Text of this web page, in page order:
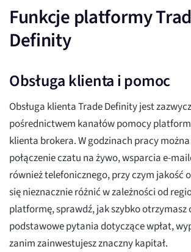
Funkcje platformy
Definity
Obsługa klienta i pomoc
Obsługa klienta Trade Definity jest
pośrednictwem kanałów pomocy
klienta brokera. W godzinach pracy
połączenie czatu na żywo, wsparcia e-
również telefonicznego, przy czym jakość
się nieznacznie różnić w zależności od
platformę, sprawdź, jak szybko otrzymasz
podstawowe pytania dotyczące wpłat,
zanim zainwestujesz znaczny kapitał.